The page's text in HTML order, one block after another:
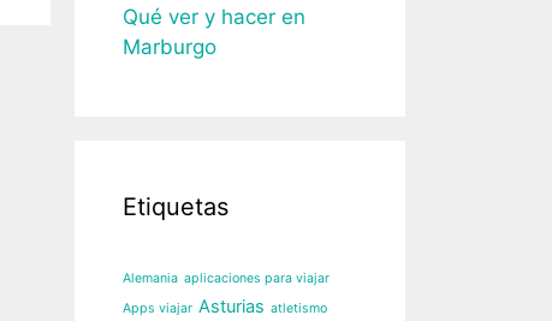
Qué ver y hacer en
Marburgo
Etiquetas
Alemania aplicaciones para viajar
Apps viajar Asturias atletismo